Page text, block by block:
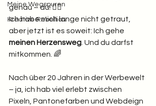
Meine Wegspuren
Kreative Rebellion
genau – du! 🙋‍♀️
Ich habe mich lange nicht getraut,
aber jetzt ist es soweit: Ich gehe
meinen Herzensweg . Und du darfst
mitkommen. 🌈
Nach über 20 Jahren in der Werbewelt
– ja, ich hab viel erlebt zwischen
Pixeln, Pantonefarben und Webdeign